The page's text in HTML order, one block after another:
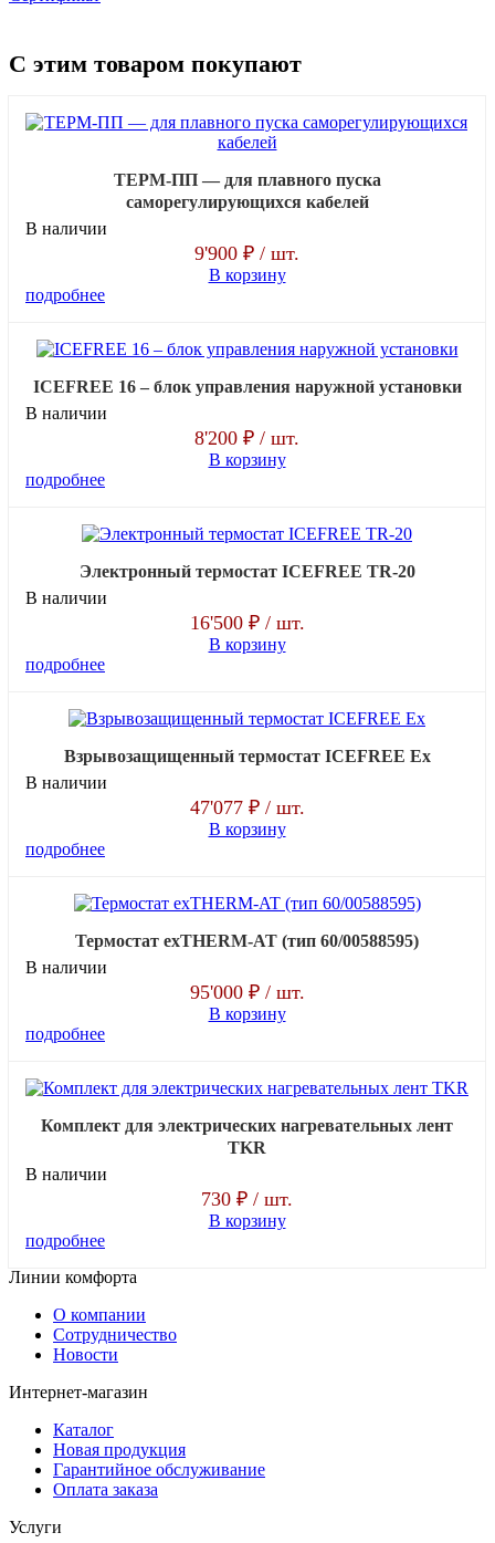
С этим товаром покупают
ТЕРМ-ПП — для плавного пуска
саморегулирующихся кабелей
В наличии
9'900 ₽ / шт.
В корзину
подробнее
ICEFREE 16 – блок управления наружной установки
В наличии
8'200 ₽ / шт.
В корзину
подробнее
Электронный термостат ICEFREE TR-20
В наличии
16'500 ₽ / шт.
В корзину
подробнее
Взрывозащищенный термостат ICEFREE Ex
В наличии
47'077 ₽ / шт.
В корзину
подробнее
Термоcтат exTHЕRM-AT (тип 60/00588595)
В наличии
95'000 ₽ / шт.
В корзину
подробнее
Комплект для электрических нагревательных лент
TKR
В наличии
730 ₽ / шт.
В корзину
подробнее
Линии комфорта
О компании
Сотрудничество
Новости
Интернет-магазин
Каталог
Новая продукция
Гарантийное обслуживание
Оплата заказа
Услуги